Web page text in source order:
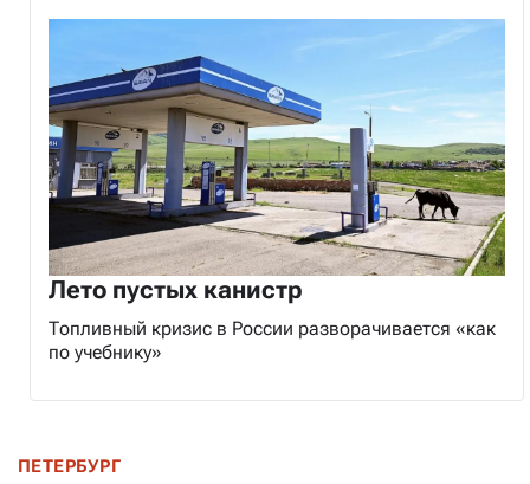
Лето пустых канистр
Топливный кризис в России разворачивается «как
по учебнику»
ПЕТЕРБУРГ